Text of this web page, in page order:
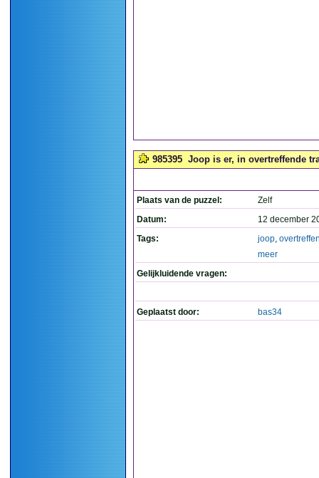
985395 Joop is er, in overtreffende
Plaats van de puzzel:
Zelf
Datum:
12 december
Tags:
joop,
meer
Gelijkluidende vragen:
Geplaatst door: bas34